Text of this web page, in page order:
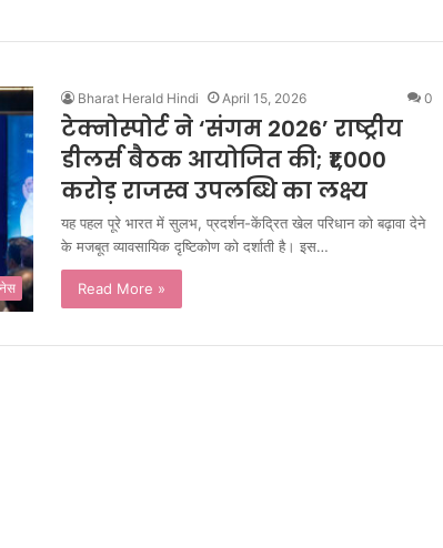
Bharat Herald Hindi April 15, 2026 0
टेक्नोस्पोर्ट ने ‘संगम 2026’ राष्ट्रीय
डीलर्स बैठक आयोजित की; ₹1,000
करोड़ राजस्व उपलब्धि का लक्ष्य
यह पहल पूरे भारत में सुलभ, प्रदर्शन-केंद्रित खेल परिधान को बढ़ावा देने
के मजबूत व्यावसायिक दृष्टिकोण को दर्शाती है। इस…
Read More »